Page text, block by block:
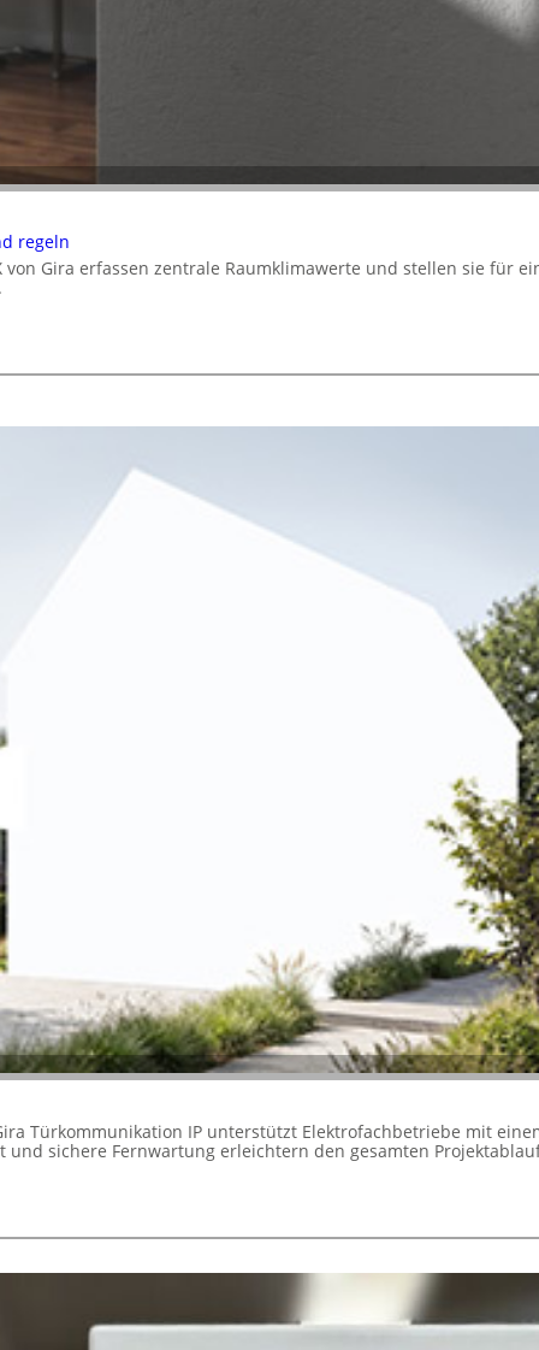
regeln
von Gira erfassen zentrale Raumklimawerte und stellen sie für
Türkommunikation IP unterstützt Elektrofachbetriebe mit
sichere Fernwartung erleichtern den gesamten